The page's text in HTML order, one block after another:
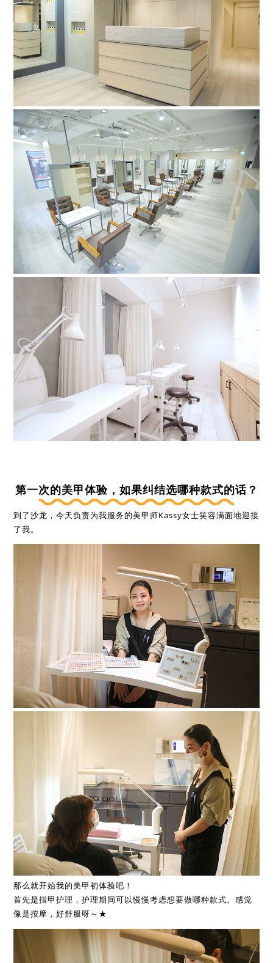
第一次的美甲体验，如果纠结选哪种款式的话？
到了沙龙，今天负责为我服务的美甲师Kassy女士笑容满面地迎接
了我。
那么就开始我的美甲初体验吧！
首先是指甲护理，护理期间可以慢慢考虑想要做哪种款式。感觉
像是按摩，好舒服呀～★